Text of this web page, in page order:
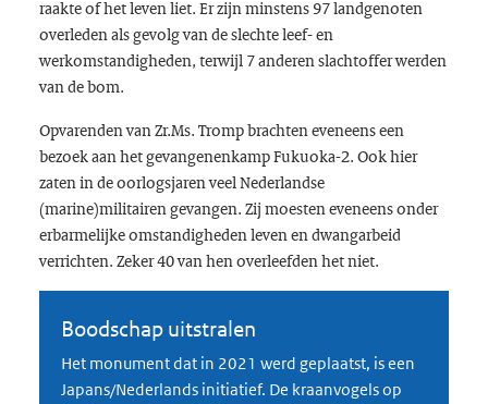
raakte of het leven liet. Er zijn minstens 97 landgenoten
overleden als gevolg van de slechte leef- en
werkomstandigheden, terwijl 7 anderen slachtoffer werden
van de bom.
Opvarenden van Zr.Ms. Tromp brachten eveneens een
bezoek aan het gevangenenkamp Fukuoka-2. Ook hier
zaten in de oorlogsjaren veel Nederlandse
(marine)militairen gevangen. Zij moesten eveneens onder
erbarmelijke omstandigheden leven en dwangarbeid
verrichten. Zeker 40 van hen overleefden het niet.
Boodschap uitstralen
Het monument dat in 2021 werd geplaatst, is een
Japans/Nederlands initiatief. De kraanvogels op